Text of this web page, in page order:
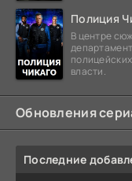
Полиция
В центре
власти.
Обновления
Последние